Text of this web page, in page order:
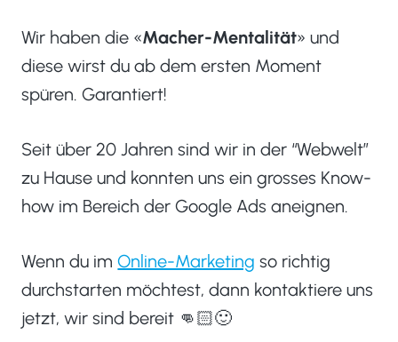
Wir haben die «Macher-Mentalität» und
diese wirst du ab dem ersten Moment
spüren. Garantiert!
Seit über 20 Jahren sind wir in der “Webwelt”
zu Hause und konnten uns ein grosses Know-
how im Bereich der Google Ads aneignen.
Wenn du imOnline-Marketing so richtig
durchstarten möchtest, dann kontaktiere uns
jetzt, wir sind bereit 👊🏻🙂